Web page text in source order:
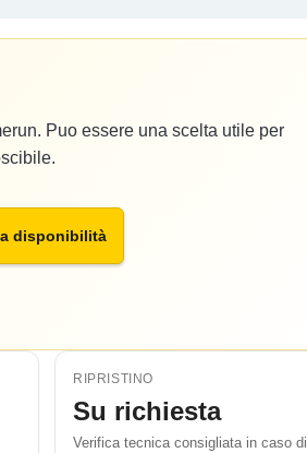
Puo essere una scelta utile per
disponibilità
RIPRISTINO
Su richiesta
Verifica tecnica consigliata in caso di